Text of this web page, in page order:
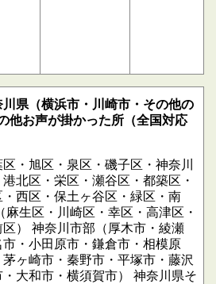
県（横浜市・川崎市・その他の
お声が掛かった所（全国対応
・旭区・泉区・磯子区・神奈川
北区・栄区・瀬谷区・都築区・
西区・保土ヶ谷区・緑区・南
麻生区・川崎区・幸区・高津区・
）
神奈川市部（厚木市・綾瀬
・小田原市・鎌倉市・相模原
ヶ崎市・秦野市・平塚市・藤沢
大和市・横須賀市）
神奈川県そ